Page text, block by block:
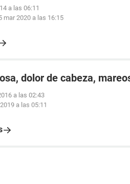
a las 06:11
mar 2020 a las 16:15
dolor de cabeza,
a las 02:43
a las 05:11